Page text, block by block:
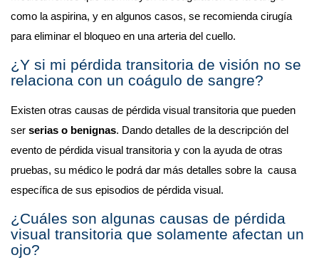
como la aspirina, y en algunos casos, se recomienda cirugía
para eliminar el bloqueo en una arteria del cuello.
¿Y si mi pérdida transitoria de visión no se
relaciona con un coágulo de sangre?
Existen otras causas de pérdida visual transitoria que pueden
ser serias o benignas. Dando detalles de la descripción del
evento de pérdida visual transitoria y con la ayuda de otras
pruebas, su médico le podrá dar más detalles sobre la  causa
específica de sus episodios de pérdida visual.
¿Cuáles son algunas causas de pérdida
visual transitoria que solamente afectan un
ojo?